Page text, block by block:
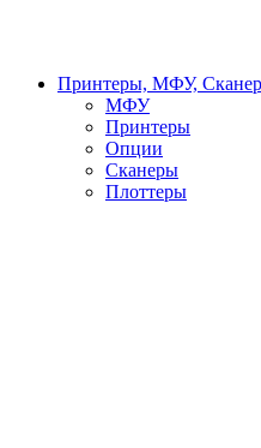
Принтеры, МФУ,
МФУ
Принтеры
Опции
Сканеры
Плоттеры